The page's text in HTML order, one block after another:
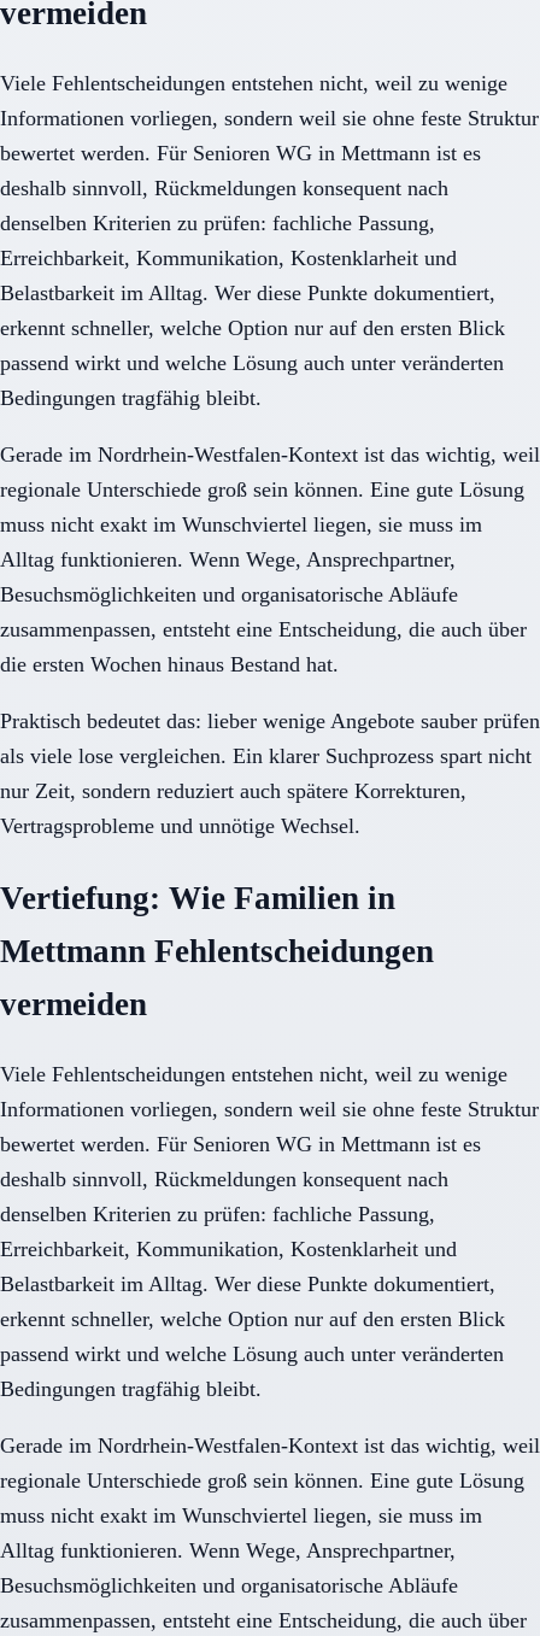
vermeiden
Viele Fehlentscheidungen entstehen nicht, weil zu wenige
Informationen vorliegen, sondern weil sie ohne feste Struktur
bewertet werden. Für Senioren WG in Mettmann ist es
deshalb sinnvoll, Rückmeldungen konsequent nach
denselben Kriterien zu prüfen: fachliche Passung,
Erreichbarkeit, Kommunikation, Kostenklarheit und
Belastbarkeit im Alltag. Wer diese Punkte dokumentiert,
erkennt schneller, welche Option nur auf den ersten Blick
passend wirkt und welche Lösung auch unter veränderten
Bedingungen tragfähig bleibt.
Gerade im Nordrhein-Westfalen-Kontext ist das wichtig, weil
regionale Unterschiede groß sein können. Eine gute Lösung
muss nicht exakt im Wunschviertel liegen, sie muss im
Alltag funktionieren. Wenn Wege, Ansprechpartner,
Besuchsmöglichkeiten und organisatorische Abläufe
zusammenpassen, entsteht eine Entscheidung, die auch über
die ersten Wochen hinaus Bestand hat.
Praktisch bedeutet das: lieber wenige Angebote sauber prüfen
als viele lose vergleichen. Ein klarer Suchprozess spart nicht
nur Zeit, sondern reduziert auch spätere Korrekturen,
Vertragsprobleme und unnötige Wechsel.
Vertiefung: Wie Familien in
Mettmann Fehlentscheidungen
vermeiden
Viele Fehlentscheidungen entstehen nicht, weil zu wenige
Informationen vorliegen, sondern weil sie ohne feste Struktur
bewertet werden. Für Senioren WG in Mettmann ist es
deshalb sinnvoll, Rückmeldungen konsequent nach
denselben Kriterien zu prüfen: fachliche Passung,
Erreichbarkeit, Kommunikation, Kostenklarheit und
Belastbarkeit im Alltag. Wer diese Punkte dokumentiert,
erkennt schneller, welche Option nur auf den ersten Blick
passend wirkt und welche Lösung auch unter veränderten
Bedingungen tragfähig bleibt.
Gerade im Nordrhein-Westfalen-Kontext ist das wichtig, weil
regionale Unterschiede groß sein können. Eine gute Lösung
muss nicht exakt im Wunschviertel liegen, sie muss im
Alltag funktionieren. Wenn Wege, Ansprechpartner,
Besuchsmöglichkeiten und organisatorische Abläufe
zusammenpassen, entsteht eine Entscheidung, die auch über